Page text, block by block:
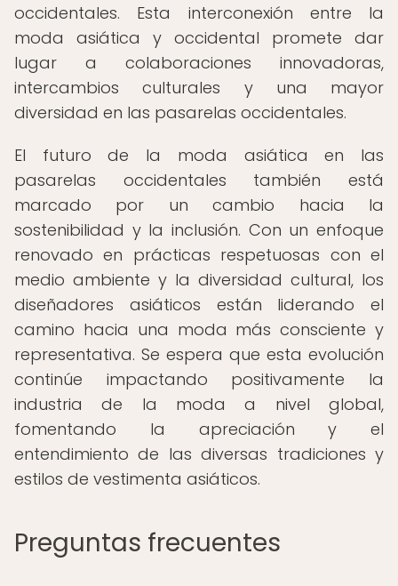
occidentales. Esta interconexión entre la
moda asiática y occidental promete dar
lugar a colaboraciones innovadoras,
intercambios culturales y una mayor
diversidad en las pasarelas occidentales.
El futuro de la moda asiática en las
pasarelas occidentales también está
marcado por un cambio hacia la
sostenibilidad y la inclusión. Con un enfoque
renovado en prácticas respetuosas con el
medio ambiente y la diversidad cultural, los
diseñadores asiáticos están liderando el
camino hacia una moda más consciente y
representativa. Se espera que esta evolución
continúe impactando positivamente la
industria de la moda a nivel global,
fomentando la apreciación y el
entendimiento de las diversas tradiciones y
estilos de vestimenta asiáticos.
Preguntas frecuentes